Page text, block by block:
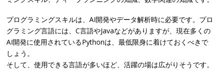
プログラミングスキルは、AI開発やデータ解析時に必要です。プロ
グラミング言語には、C言語やJavaなどがありますが、現在多くの
AI開発に使用されているPythonは、最低限身に着けておくべきで
しょう。
そして、使用できる言語が多いほど、活躍の場は広がりそうです。